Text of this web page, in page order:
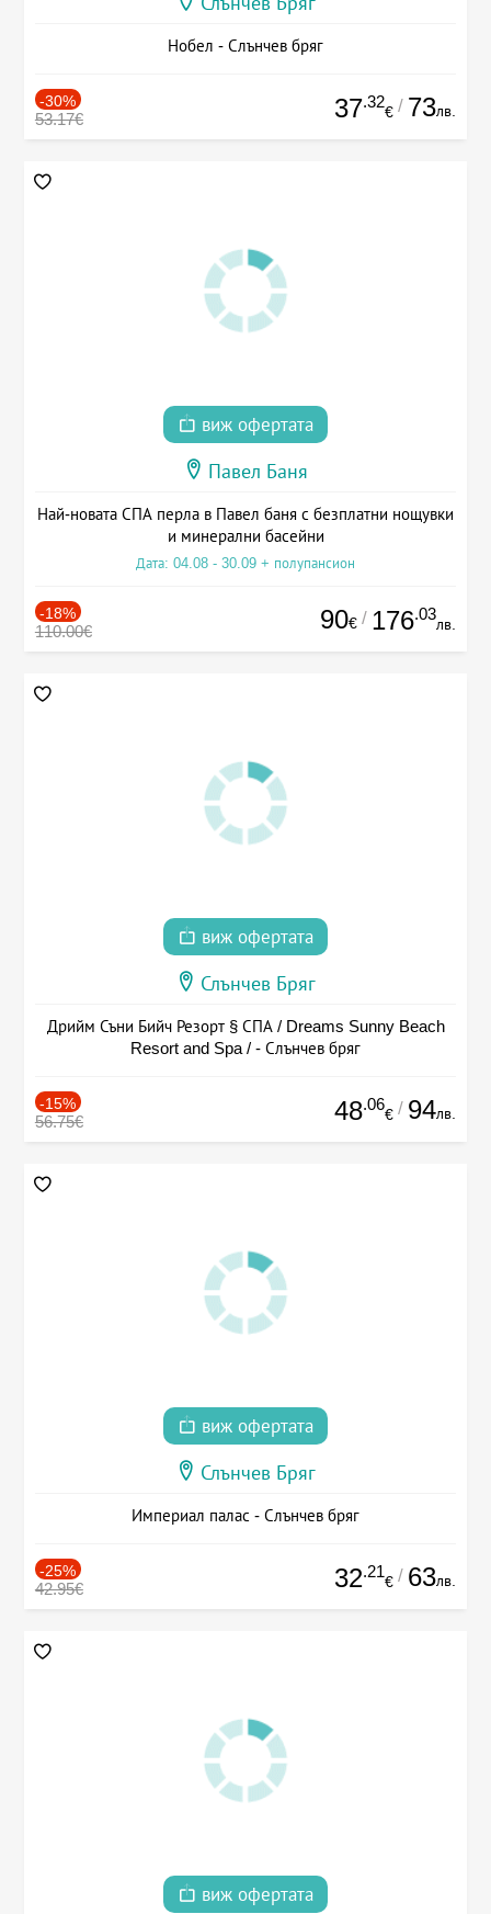
Нобел - Слънчев бряг
-30%
53.17€ 37.32
€ / 73лв.
виж офертата
Павел Баня
Най-новата СПА перла в Павел баня с безплатни нощувки
и минерални басейни
Дата: 04.08 - 30.09 + полупансион
-18%
110.00€ 90€ / 176.03
лв.
виж офертата
Слънчев Бряг
Дрийм Съни Бийч Резорт § СПА / Dreams Sunny Beach
Resort and Spa / - Слънчев бряг
-15%
56.75€ 48.06
€ / 94лв.
виж офертата
Слънчев Бряг
Империал палас - Слънчев бряг
-25%
42.95€ 32.21
€ / 63лв.
виж офертата